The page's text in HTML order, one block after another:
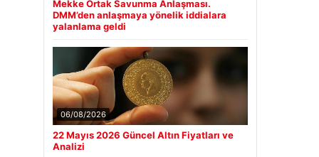
Mekke Ortak Savunma Anlaşması.
DMM’den anlaşmaya yönelik iddialara
yalanlama geldi
06/08/2026
22 Mayıs 2026 Güncel Altın Fiyatları ve
Analizi